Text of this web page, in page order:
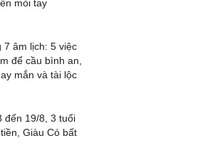
mỏi tay
7 âm lịch: 5 việc
để cầu bình an,
mắn và tài lộc
đến 19/8, 3 tuổi
Giàu Có bất